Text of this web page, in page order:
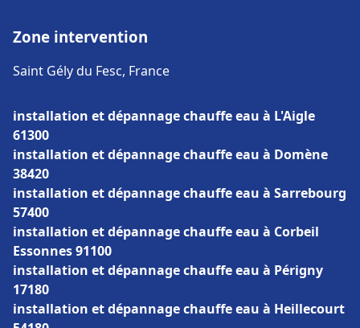
Zone intervention
Saint Gély du Fesc, France
installation et dépannage chauffe eau à L'Aigle
61300
installation et dépannage chauffe eau à Domène
38420
installation et dépannage chauffe eau à Sarrebourg
57400
installation et dépannage chauffe eau à Corbeil
Essonnes 91100
installation et dépannage chauffe eau à Périgny
17180
installation et dépannage chauffe eau à Heillecourt